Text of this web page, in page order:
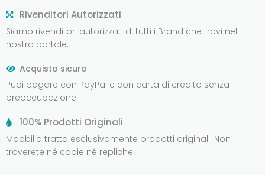
Rivenditori Autorizzati
Siamo rivenditori autorizzati di tutti i Brand che trovi nel
nostro portale.
Acquisto sicuro
Puoi pagare con PayPal e con carta di credito senza
preoccupazione.
100% Prodotti Originali
Moobilia tratta esclusivamente prodotti originali. Non
troverete né copie né repliche.